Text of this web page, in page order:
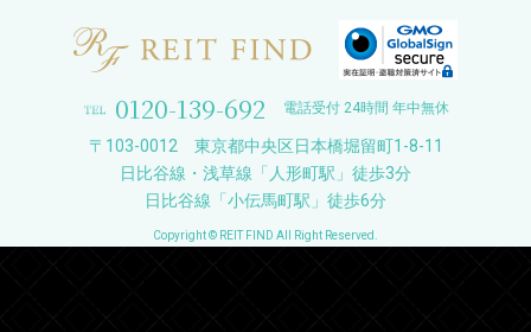
0120-139-692 電話受付 24時間 年中無休
〒103-0012 東京都中央区日本橋堀留町1-8-11
日比谷線・浅草線「人形町駅」徒歩3分
日比谷線「小伝馬町駅」徒歩6分
Copyright © REIT FIND All Right Reserved.